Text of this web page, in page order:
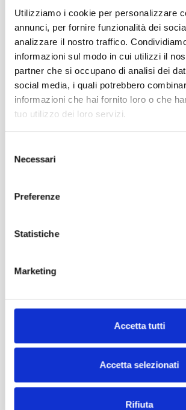
Utilizziamo i cookie per personalizzare
annunci, per fornire funzionalità dei
analizzare il nostro traffico.
informazioni sul modo in cui utilizzi il
partner che si occupano di analisi dei
social media, i quali potrebbero
informazioni che hai fornito loro o che
tuo utilizzo dei loro servizi.
delNecessari
Preferenze
Statistiche
Marketing
Accetta tutti
Accetta selezionati
Rifiuta